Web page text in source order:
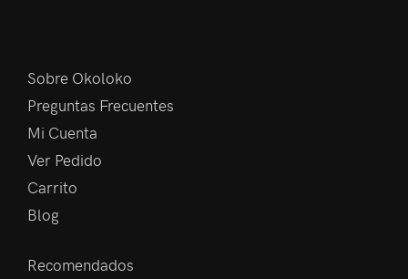
Sobre Okoloko
Preguntas Frecuentes
Mi Cuenta
Ver Pedido
Carrito
Blog
Recomendados